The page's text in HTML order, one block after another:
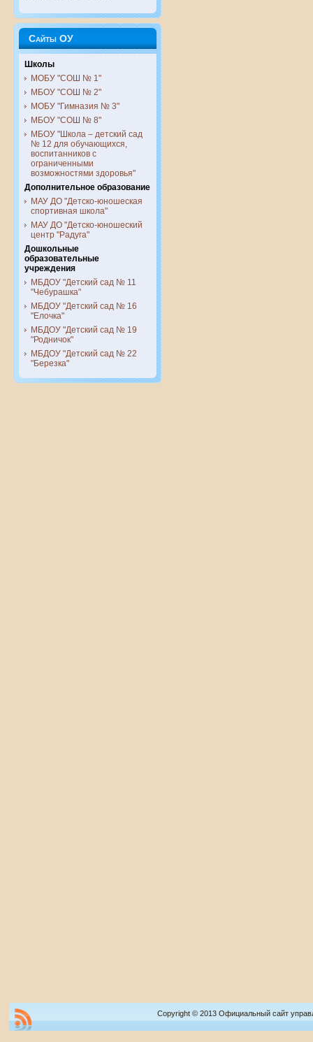
Сайты ОУ
Школы
МОБУ "СОШ № 1"
МБОУ "СОШ № 2"
МОБУ "Гимназия № 3"
МБОУ "СОШ № 8"
МБОУ "Школа – детский сад
№ 12 для обучающихся,
воспитанников с
ограниченными
возможностями здоровья"
Дополнительное образование
МАУ ДО "Детско-юношеская
спортивная школа"
МАУ ДО "Детско-юношеский
центр "Радуга"
Дошкольные
образовательные
учреждения
МБДОУ "Детский сад № 11
"Чебурашка"
МБДОУ "Детский сад № 16
"Елочка"
МБДОУ "Детский сад № 19
"Родничок"
МБДОУ "Детский сад № 22
"Березка"
Copyright © 2013 Официальный сайт